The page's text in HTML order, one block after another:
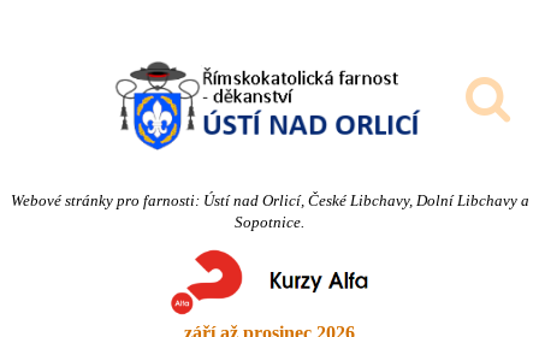
Webové stránky pro farnosti: Ústí nad Orlicí, České Libchavy, Dolní Libchavy a
Sopotnice.
září až prosinec 2026